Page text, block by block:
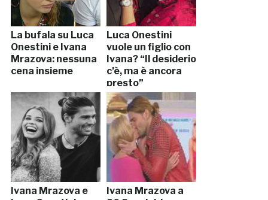
La bufala su Luca
Onestini e Ivana
Mrazova: nessuna
cena insieme
Luca Onestini
vuole un figlio con
Ivana? “Il desiderio
c’è, ma è ancora
presto”
Ivana Mrazova e
Ivana Mrazova a